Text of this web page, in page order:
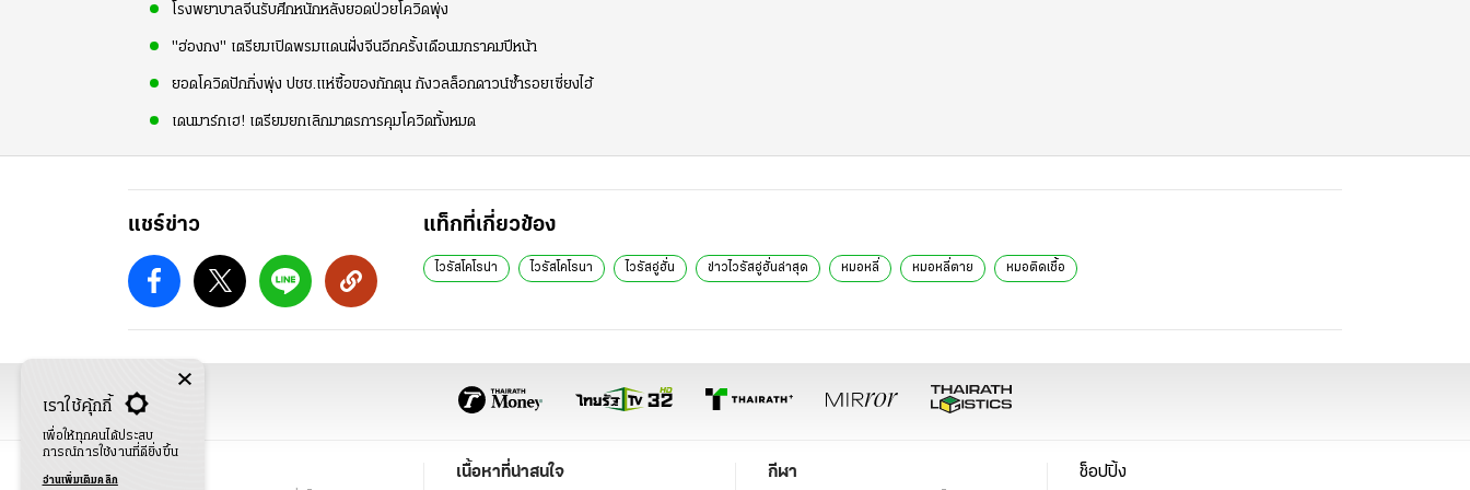
โรงพยาบาลจีนรับศึกหนักหลังยอดป่วยโควิดพุ่ง
"ฮ่องกง" เตรียมเปิดพรมแดนฝั่งจีนอีกครั้งเดือนมกราคมปีหน้า
ยอดโควิดปักกิ่งพุ่ง ปชช.แห่ซื้อของกักตุน กังวลล็อกดาวน์ซ้ำรอยเซี่ยงไฮ้
เดนมาร์กเฮ! เตรียมยกเลิกมาตรการคุมโควิดทั้งหมด
แชร์ข่าว แท็กที่เกี่ยวข้อง
ไวรัสโคโรน่า ไวรัสโคโรนา ไวรัสอู่ฮั่น ข่าวไวรัสอู่ฮั่นล่าสุด หมอหลี่ หมอหลี่ตาย หมอติดเชื้อ
เนื้อหาที่น่าสนใจ กีฬา ช็อปปิ้ง
เราใช้คุ้กกี้
เพื่อให้ทุกคนได้ประสบ
การณ์การใช้งานที่ดียิ่งขึ้น
อ่านเพิ่มเติมคลิก